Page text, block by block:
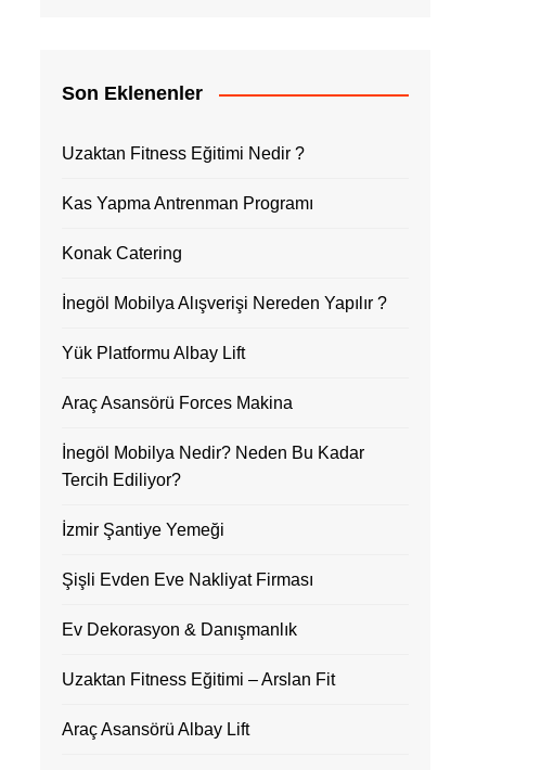
Son Eklenenler
Uzaktan Fitness Eğitimi Nedir ?
Kas Yapma Antrenman Programı
Konak Catering
İnegöl Mobilya Alışverişi Nereden Yapılır ?
Yük Platformu Albay Lift
Araç Asansörü Forces Makina
İnegöl Mobilya Nedir? Neden Bu Kadar
Tercih Ediliyor?
İzmir Şantiye Yemeği
Şişli Evden Eve Nakliyat Firması
Ev Dekorasyon & Danışmanlık
Uzaktan Fitness Eğitimi – Arslan Fit
Araç Asansörü Albay Lift